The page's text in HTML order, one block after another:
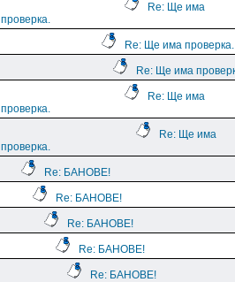
Re: Ще има
проверка.
Re: Ще има проверка.
Re: Ще има
Re: Ще има
проверка.
Re: Ще има
проверка.
Re: БАНОВЕ!
Re: БАНОВЕ!
Re: БАНОВЕ!
Re: БАНОВЕ!
Re: БАНОВЕ!